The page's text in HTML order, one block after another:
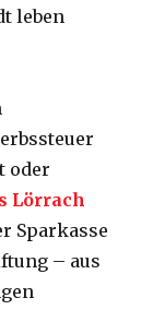
leben
oder
Lörrach
Sparkasse
– aus